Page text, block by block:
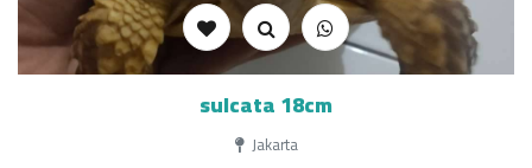
sulcata 18cm
Jakarta